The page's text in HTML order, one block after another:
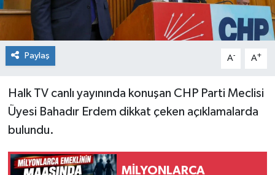
Paylaş A- A+
Halk TV canlı yayınında konuşan CHP Parti Meclisi
Üyesi Bahadır Erdem dikkat çeken açıklamalarda
bulundu.
MİLYONLARCA